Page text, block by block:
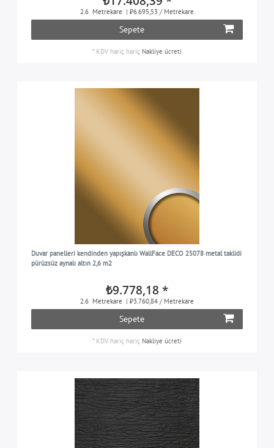
2.6 Metrekare | ₺6.695,53 / Metrekare
Sepete
* KDV hariç hariç Nakliye ücreti
Duvar panelleri kendinden yapışkanlı WallFace DECO 25078 metal taklidi
pürüzsüz aynalı altın 2,6 m2
₺9.778,18 *
2.6 Metrekare | ₺3.760,84 / Metrekare
Sepete
* KDV hariç hariç Nakliye ücreti